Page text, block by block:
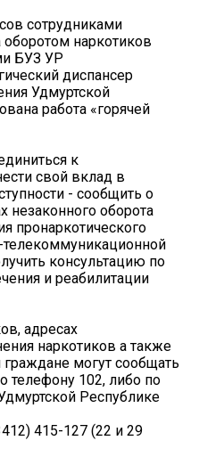
сотрудниками
наркотиков
БУЗ УР
диспансер
Удмуртской
работа «горячей
к
свой вклад в
- сообщить о
незаконного оборота
пронаркотического
консультацию по
и реабилитации
адресах
наркотиков а также
могут сообщать
телефону 102, либо по
Республике
415-127 (22 и 29